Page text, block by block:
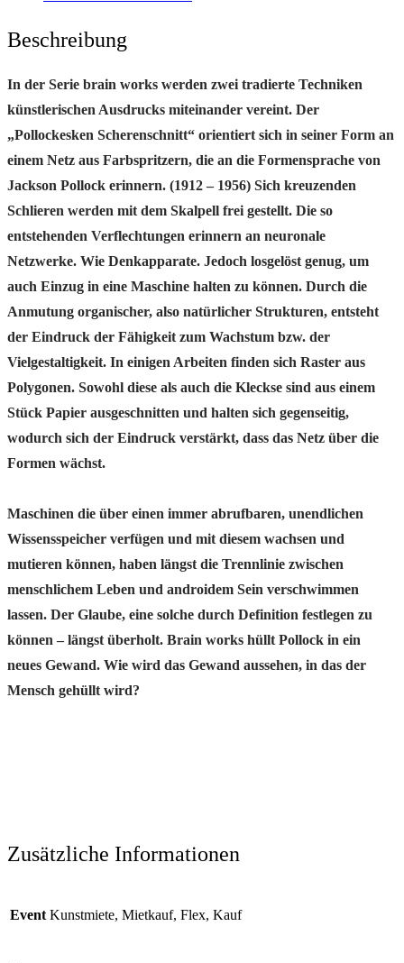
Beschreibung
In der Serie brain works werden zwei tradierte Techniken
künstlerischen Ausdrucks miteinander vereint. Der
„Pollockesken Scherenschnitt“ orientiert sich in seiner Form an
einem Netz aus Farbspritzern, die an die Formensprache von
Jackson Pollock erinnern. (1912 – 1956) Sich kreuzenden
Schlieren werden mit dem Skalpell frei gestellt. Die so
entstehenden Verflechtungen erinnern an neuronale
Netzwerke. Wie Denkapparate. Jedoch losgelöst genug, um
auch Einzug in eine Maschine halten zu können. Durch die
Anmutung organischer, also natürlicher Strukturen, entsteht
der Eindruck der Fähigkeit zum Wachstum bzw. der
Vielgestaltigkeit. In einigen Arbeiten finden sich Raster aus
Polygonen. Sowohl diese als auch die Kleckse sind aus einem
Stück Papier ausgeschnitten und halten sich gegenseitig,
wodurch sich der Eindruck verstärkt, dass das Netz über die
Formen wächst.
Maschinen die über einen immer abrufbaren, unendlichen
Wissensspeicher verfügen und mit diesem wachsen und
mutieren können, haben längst die Trennlinie zwischen
menschlichem Leben und androidem Sein verschwimmen
lassen. Der Glaube, eine solche durch Definition festlegen zu
können – längst überholt. Brain works hüllt Pollock in ein
neues Gewand. Wie wird das Gewand aussehen, in das der
Mensch gehüllt wird?
Zusätzliche Informationen
Event Kunstmiete, Mietkauf, Flex, Kauf